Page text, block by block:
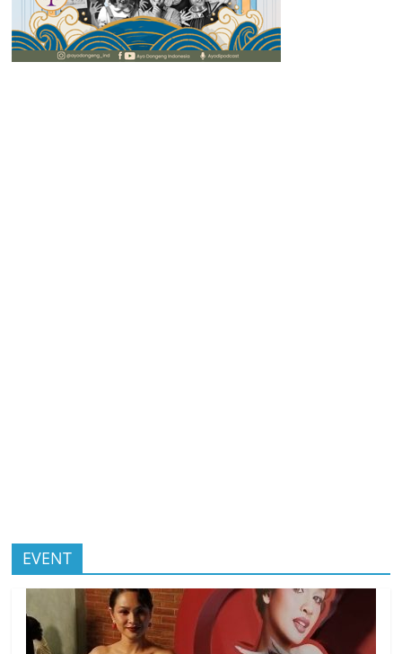
EVENT